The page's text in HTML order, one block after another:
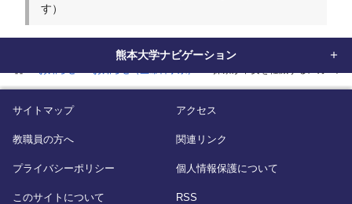
す）
熊本大学ナビゲーション
サイトマップ アクセス
教職員の方へ 関連リンク
プライバシーポリシー 個人情報保護について
このサイトについて RSS